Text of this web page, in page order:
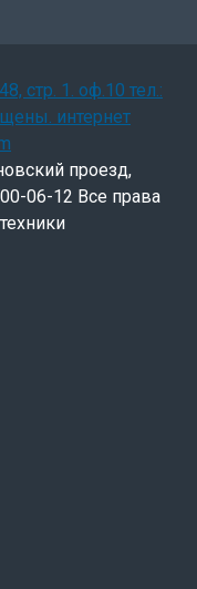
принтера и
процедуру
материалов.
графической
показывают
и
и устранить
благодаря
проезд,
06-12 Все права